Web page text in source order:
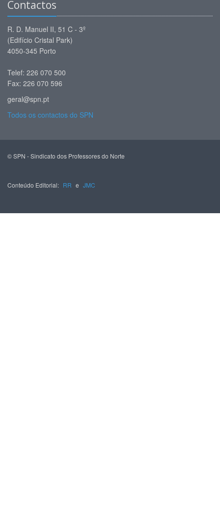
Contactos
R. D. Manuel II, 51 C - 3º
(Edifício Cristal Park)
4050-345 Porto
Telef: 226 070 500
Fax: 226 070 596
geral@spn.pt
Todos os contactos do SPN
© SPN - Sindicato dos Professores do Norte
Conteúdo Editorial: RR e JMC